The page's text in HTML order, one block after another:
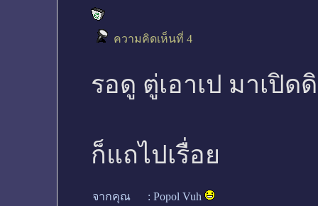
ความคิดเห็นที่ 4
รอดู ตู่เอาเป มาเปิด
ก็แถไปเรื่อย
จากคุณ : Popol Vuh